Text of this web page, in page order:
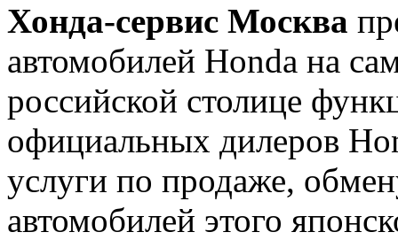
Хонда-сервис Москва
автомобилей Honda на
российской столице
официальных дилеров
услуги по продаже,
автомобилей этого